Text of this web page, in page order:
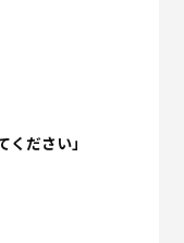
ださい」